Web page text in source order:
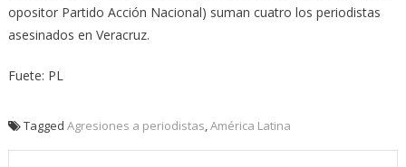
opositor Partido Acción Nacional) suman cuatro los periodistas
asesinados en Veracruz.
Fuete: PL
Tagged Agresiones a periodistas,América Latina